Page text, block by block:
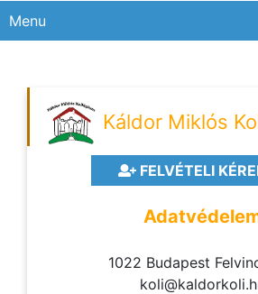
Menu
Káldor Miklós
FELVÉTELI
1022 Budapest